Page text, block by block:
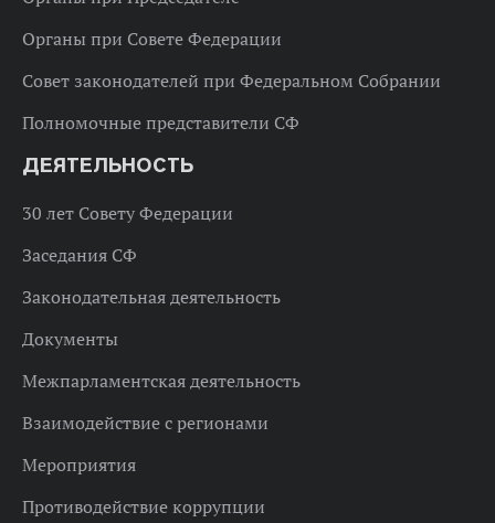
Органы при Совете Федерации
Совет законодателей при Федеральном Собрании
Полномочные представители СФ
ДЕЯТЕЛЬНОСТЬ
30 лет Совету Федерации
Заседания СФ
Законодательная деятельность
Документы
Межпарламентская деятельность
Взаимодействие с регионами
Мероприятия
Противодействие коррупции